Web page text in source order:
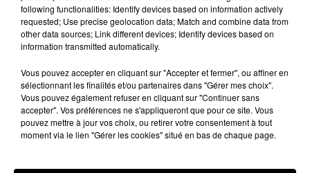
Stars'Terre, organisée du 18 au 20 septembre 2026 au
Château de Courtalain, Philippe Palmieri, président...
LES JEUX
following functionalities: Identify devices based on information actively
requested; Use precise geolocation data; Match and combine data from
other data sources; Link different devices; Identify devices based on
information transmitted automatically.
Vous pouvez accepter en cliquant sur "Accepter et fermer", ou affiner en
sélectionnant les finalités et/ou partenaires dans "Gérer mes choix".
Vous pouvez également refuser en cliquant sur "Continuer sans
accepter". Vos préférences ne s'appliqueront que pour ce site. Vous
pouvez mettre à jour vos choix, ou retirer votre consentement à tout
moment via le lien "Gérer les cookies" situé en bas de chaque page.